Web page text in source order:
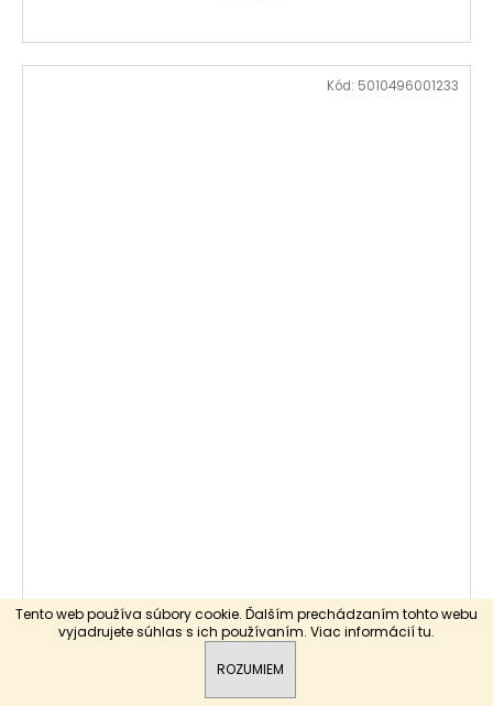
Tento web používa súbory cookie. Ďalším prechádzaním tohto webu
vyjadrujete súhlas s ich používaním. Viac informáciítu.
ROZUMIEM
Kód: 5010496001233